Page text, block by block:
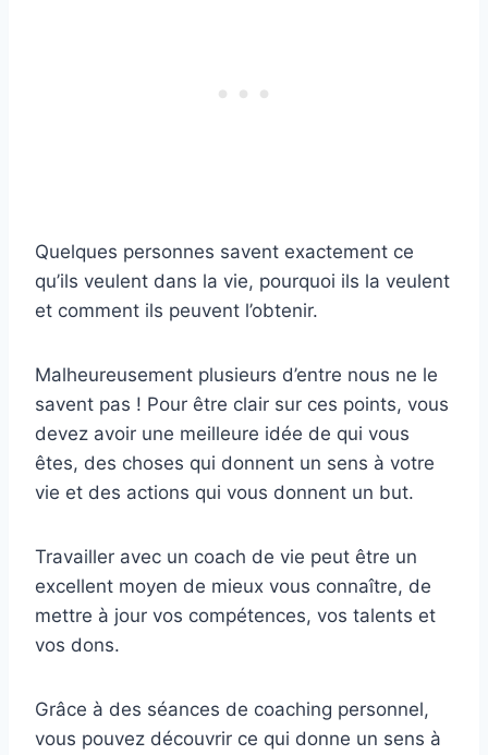
Quelques personnes savent exactement ce
qu’ils veulent dans la vie, pourquoi ils la veulent
et comment ils peuvent l’obtenir.
Malheureusement plusieurs d’entre nous ne le
savent pas ! Pour être clair sur ces points, vous
devez avoir une meilleure idée de qui vous
êtes, des choses qui donnent un sens à votre
vie et des actions qui vous donnent un but.
Travailler avec un coach de vie peut être un
excellent moyen de mieux vous connaître, de
mettre à jour vos compétences, vos talents et
vos dons.
Grâce à des séances de coaching personnel,
vous pouvez découvrir ce qui donne un sens à